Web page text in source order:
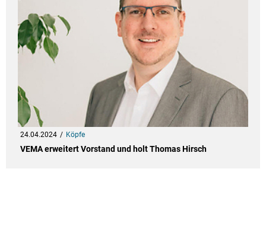
24.04.2024 Köpfe
VEMA erweitert Vorstand und holt Thomas Hirsch